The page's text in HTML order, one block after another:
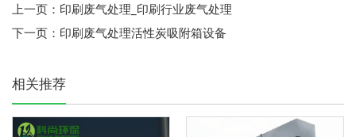
上一页： 印刷废气处理_印刷行业废气处理
下一页： 印刷废气处理活性炭吸附箱设备
相关推荐